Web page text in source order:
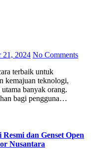
21, 2024 No Comments
kemajuan teknologi,
banyak orang.
bagi pengguna…
dan Genset Open
Nusantara